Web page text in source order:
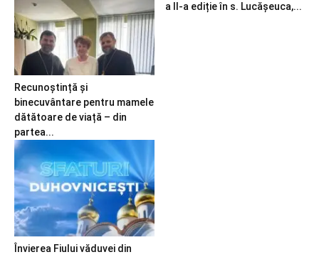
Recunoștință și
binecuvântare pentru mamele
dătătoare de viață – din
partea...
a II-a ediție în s. Lucășeuca,...
Învierea Fiului văduvei din